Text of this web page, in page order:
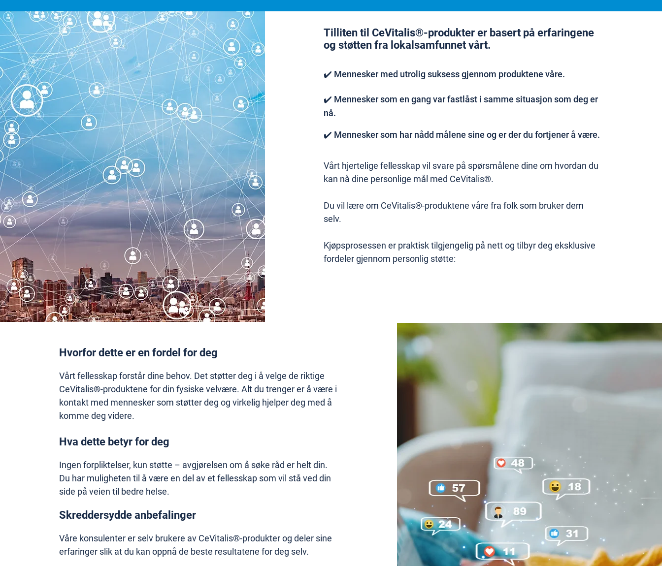
Tilliten til CeVitalis®-produkter er basert på erfaringene
og støtten fra lokalsamfunnet vårt.
✔️ Mennesker med utrolig suksess gjennom produktene våre.
✔️ Mennesker som en gang var fastlåst i samme situasjon som deg er
nå.
✔️ Mennesker som har nådd målene sine og er der du fortjener å være.
Vårt hjertelige fellesskap vil svare på spørsmålene dine om hvordan du
kan nå dine personlige mål med CeVitalis®.
Du vil lære om CeVitalis®-produktene våre fra folk som bruker dem
selv.
Kjøpsprosessen er praktisk tilgjengelig på nett og tilbyr deg eksklusive
fordeler gjennom personlig støtte:
Hvorfor dette er en fordel for deg
Vårt fellesskap forstår dine behov. Det støtter deg i å velge de riktige
CeVitalis®-produktene for din fysiske velvære. Alt du trenger er å være i
kontakt med mennesker som støtter deg og virkelig hjelper deg med å
komme deg videre.
Hva dette betyr for deg
Ingen forpliktelser, kun støtte – avgjørelsen om å søke råd er helt din.
Du har muligheten til å være en del av et fellesskap som vil stå ved din
side på veien til bedre helse.
Skreddersydde anbefalinger
Våre konsulenter er selv brukere av CeVitalis®-produkter og deler sine
erfaringer slik at du kan oppnå de beste resultatene for deg selv.